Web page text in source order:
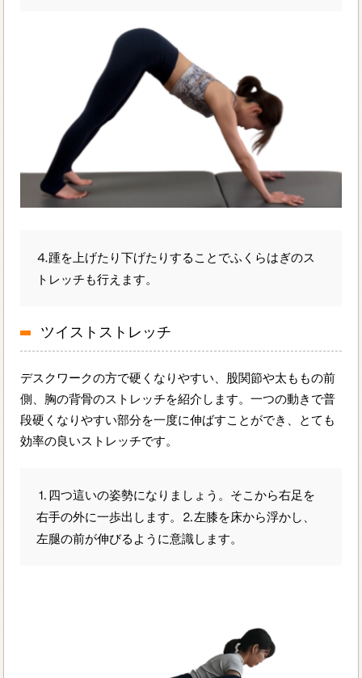
⒋踵を上げたり下げたりすることでふくらはぎのス
トレッチも行えます。
ツイストストレッチ
デスクワークの方で硬くなりやすい、股関節や太ももの前
側、胸の背骨のストレッチを紹介します。一つの動きで普
段硬くなりやすい部分を一度に伸ばすことができ、とても
効率の良いストレッチです。
⒈四つ這いの姿勢になりましょう。そこから右足を
右手の外に一歩出します。⒉左膝を床から浮かし、
左腿の前が伸びるように意識します。